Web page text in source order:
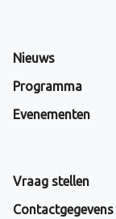
Nieuws
Programma
Evenementen
Vraag stellen
Contactgegevens